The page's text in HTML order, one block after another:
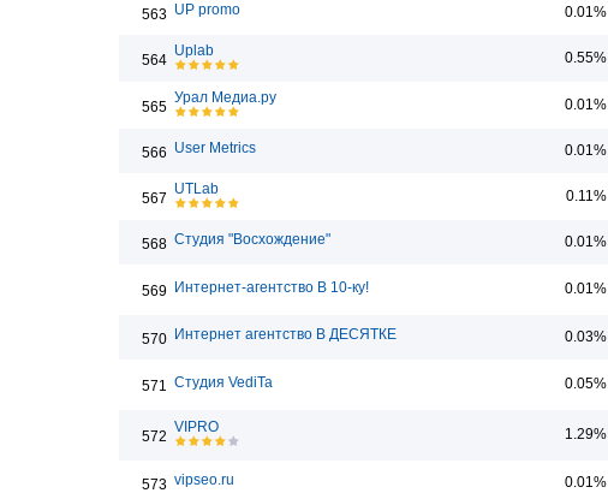
563 UP promo 0.01%
564
Uplab 0.55%
565
Урал Медиа.ру 0.01%
566 User Metrics 0.01%
567
UTLab 0.11%
568 Студия "Восхождение" 0.01%
569 Интернет-агентство В 10-ку! 0.01%
570 Интернет агентство В ДЕСЯТКЕ 0.03%
571 Студия VediTa 0.05%
572
VIPRO 1.29%
573 vipseo.ru 0.01%